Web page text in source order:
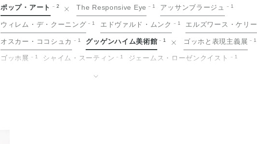
ポップ・アート 2 The Responsive Eye 1 アッサンブラージュ 1
ウィレム・デ・クーニング 1 エドヴァルド・ムンク 1 エルズワース・ケリー
オスカー・ココシュカ 1 グッゲンハイム美術館 1 ゴッホと表現主義展 1
ゴッホ展 1 シャイム・スーティン 1 ジェームス・ローゼンクイスト 1
ジョルジュ・ルオー
↓